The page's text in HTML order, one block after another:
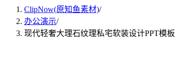
ClipNow(原知鱼素材)/
办公演示/
现代轻奢大理石纹理私宅软装设计PPT模板